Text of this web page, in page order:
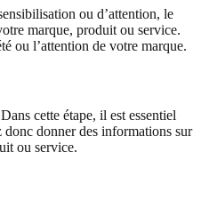
ou d’attention, le
marque, produit ou service.
ou l’attention de votre marque.
cette étape, il est essentiel
donc donner des informations sur
ou service.